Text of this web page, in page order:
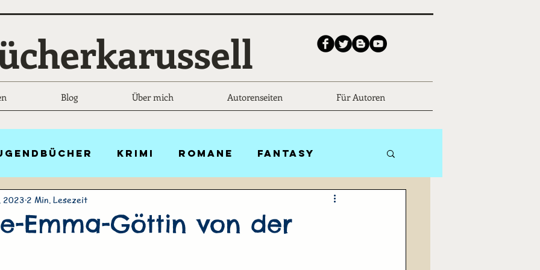
Blog Über mich Autorenseiten Für Autoren
Krimi Romane Fantasy
Liebesgeschichten Biografien
Emma-Göttin von der
2023 2 Min. Lesezeit